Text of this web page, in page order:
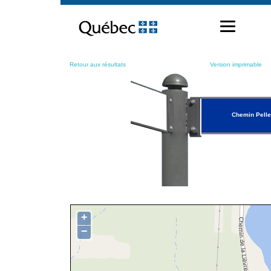
contenu
Retour aux résultats Version imprimable
Chemin
+
−